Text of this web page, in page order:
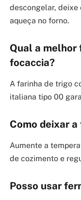
descongelar, deixe
aqueça no forno.
Qual a melhor
focaccia?
A farinha de trigo
italiana tipo 00
Como deixar
Aumente a
de cozimento e
Posso usar